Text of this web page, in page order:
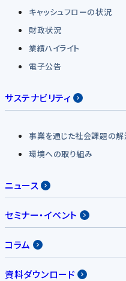
キャッシュフローの状況
財政状況
業績ハイライト
電子公告
サステナビリティ
事業を通じた社会課題の解
環境への取り組み
ニュース
セミナー・イベント
コラム
資料ダウンロード